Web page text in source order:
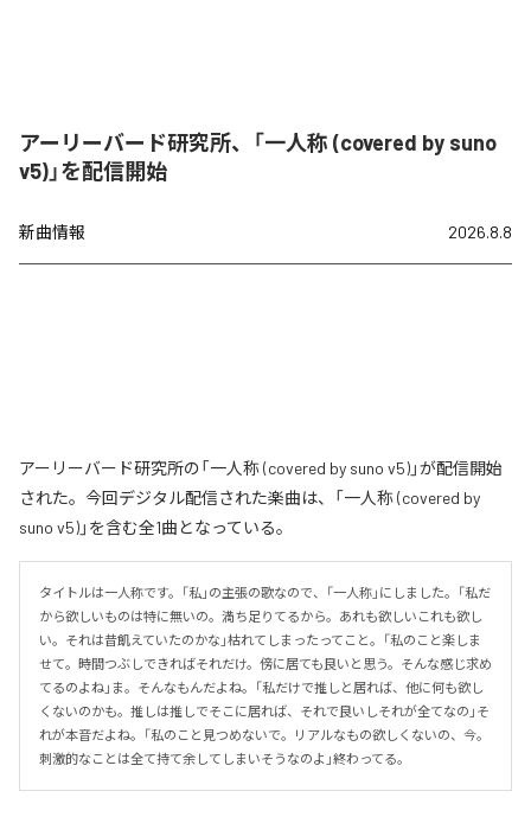
アーリーバード研究所、「一人称 (covered by suno
v5)」を配信開始
新曲情報 2026.8.8
アーリーバード研究所の「一人称 (covered by suno v5)」が配信開始
された。今回デジタル配信された楽曲は、「一人称 (covered by
suno v5)」を含む全1曲となっている。
タイトルは一人称です。「私」の主張の歌なので、「一人称」にしました。「私だ
から欲しいものは特に無いの。満ち足りてるから。あれも欲しいこれも欲し
い。それは昔飢えていたのかな」枯れてしまったってこと。「私のこと楽しま
せて。時間つぶしできればそれだけ。傍に居ても良いと思う。そんな感じ求め
てるのよね」ま。そんなもんだよね。「私だけで推しと居れば、他に何も欲し
くないのかも。推しは推しでそこに居れば、それで良いしそれが全てなの」そ
れが本音だよね。「私のこと見つめないで。リアルなもの欲しくないの、今。
刺激的なことは全て持て余してしまいそうなのよ」終わってる。